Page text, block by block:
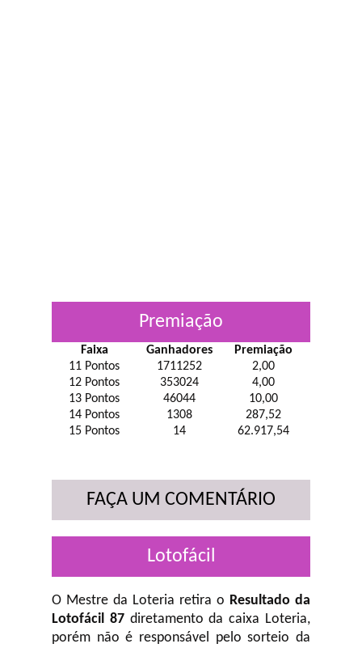
Premiação
Faixa Ganhadores
Premiação
11 Pontos
1711252
2,00
12 Pontos
353024
4,00
13 Pontos
46044
10,00
14 Pontos
1308
287,52
15 Pontos
14 62.917,54
FAÇA UM COMENTÁRIO
Lotofácil
O Mestre da Loteria retira o Resultado da
Lotofácil 87diretamento da caixa Loteria,
porém não é responsável pelo sorteio da